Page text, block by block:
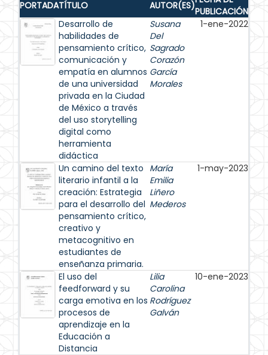
PORTADATÍTULO AUTOR(ES)PUBLICACIÓN
Desarrollo de
habilidades de
pensamiento crítico,
comunicación y
empatía en alumnos
de una universidad
privada en la Ciudad
de México a través
del uso storytelling
digital como
herramienta
didáctica
Susana
Del
Sagrado
Corazón
García
Morales
1-ene-2022
Un camino del texto
literario infantil a la
creación: Estrategia
para el desarrollo del
pensamiento crítico,
creativo y
metacognitivo en
estudiantes de
enseñanza primaria.
María
Emilia
Liñero
Mederos
1-may-2023
El uso del
feedforward y su
carga emotiva en los
procesos de
aprendizaje en la
Educación a
Distancia
Lilia
Carolina
Rodríguez
Galván
10-ene-2023